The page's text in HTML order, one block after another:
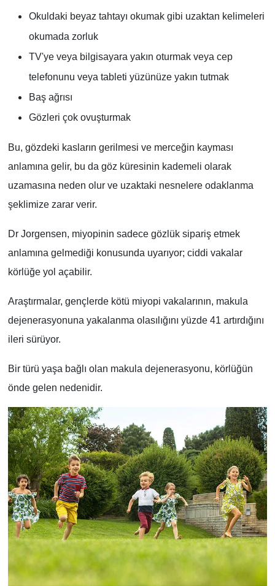
Okuldaki beyaz tahtayı okumak gibi uzaktan kelimeleri
okumada zorluk
TV'ye veya bilgisayara yakın oturmak veya cep
telefonunu veya tableti yüzünüze yakın tutmak
Baş ağrısı
Gözleri çok ovuşturmak
Bu, gözdeki kasların gerilmesi ve merceğin kayması
anlamına gelir, bu da göz küresinin kademeli olarak
uzamasına neden olur ve uzaktaki nesnelere odaklanma
şeklimize zarar verir.
Dr Jorgensen, miyopinin sadece gözlük sipariş etmek
anlamına gelmediği konusunda uyarıyor; ciddi vakalar
körlüğe yol açabilir.
Araştırmalar, gençlerde kötü miyopi vakalarının, makula
dejenerasyonuna yakalanma olasılığını yüzde 41 artırdığını
ileri sürüyor.
Bir türü yaşa bağlı olan makula dejenerasyonu, körlüğün
önde gelen nedenidir.